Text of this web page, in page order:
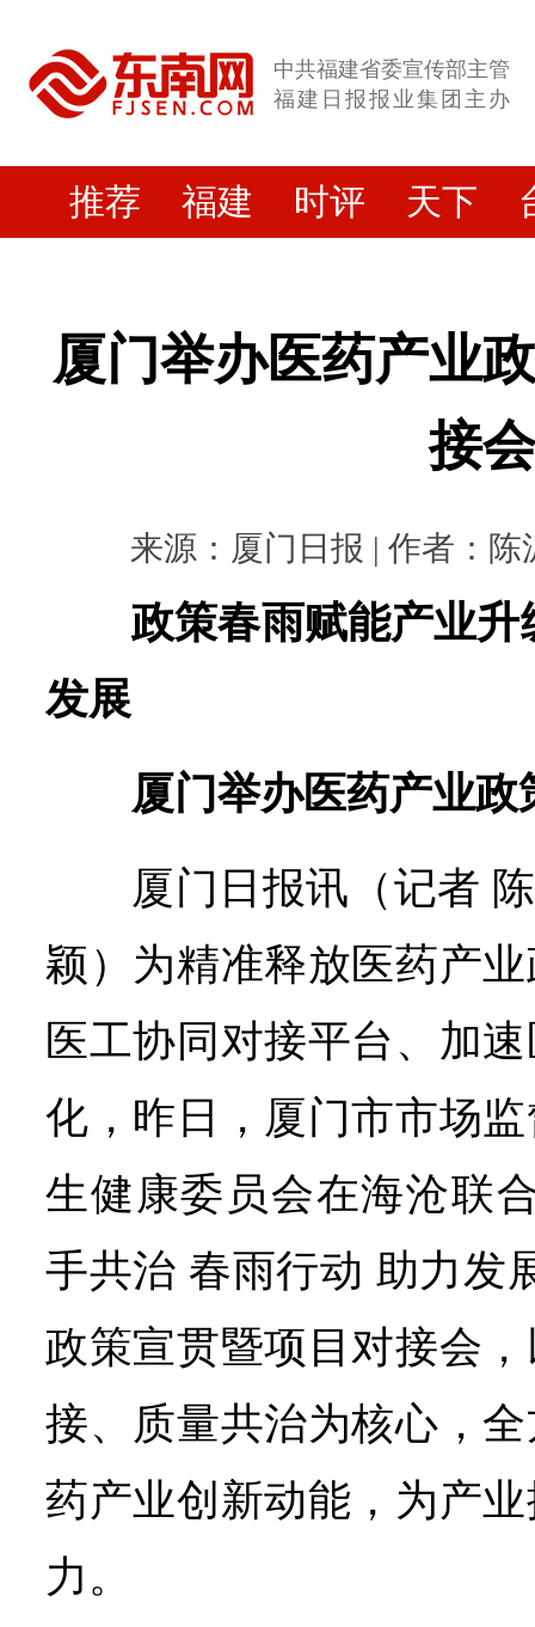
中共福建省委宣传部主管
福建日报报业集团主办
推荐 福建 时评 天下
厦门举办医药产业
接会
来源：厦门日报 | 作者：陈
政策春雨赋能产业
发展
厦门举办医药产业
厦门日报讯（记者
颖 ）为精准释放医药产
医工协同对接平台、加
化，昨日，厦门市市场
生健康委员会在海沧联
手共治 春雨行动 助力
政策宣贯暨项目对接会
接、质量共治为核心，
药产业创新动能，为产
力。